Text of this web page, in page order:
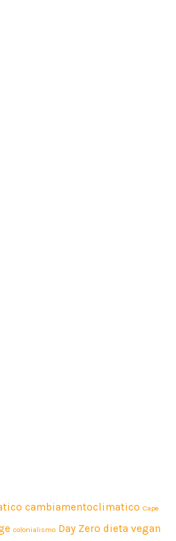
cambiamentoclimatico Cape
colonialismo Day Zero dieta vegan